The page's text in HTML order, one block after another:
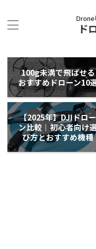
Drone
ド
100g未満で飛ばせる
おすすめドローン10
【2025年】DJIドロー
ン比較｜初心者向け
び方とおすすめ機種